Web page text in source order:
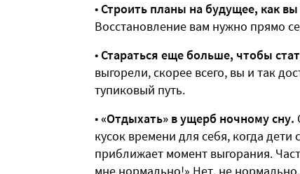
• Строить планы на будущее, как
Восстановление вам нужно прямо
• Стараться еще больше, чтобы
выгорели, скорее всего, вы и так
тупиковый путь.
•«Отдыхать» в ущерб ночному сну.
кусок времени для себя, когда
приближает момент выгорания.